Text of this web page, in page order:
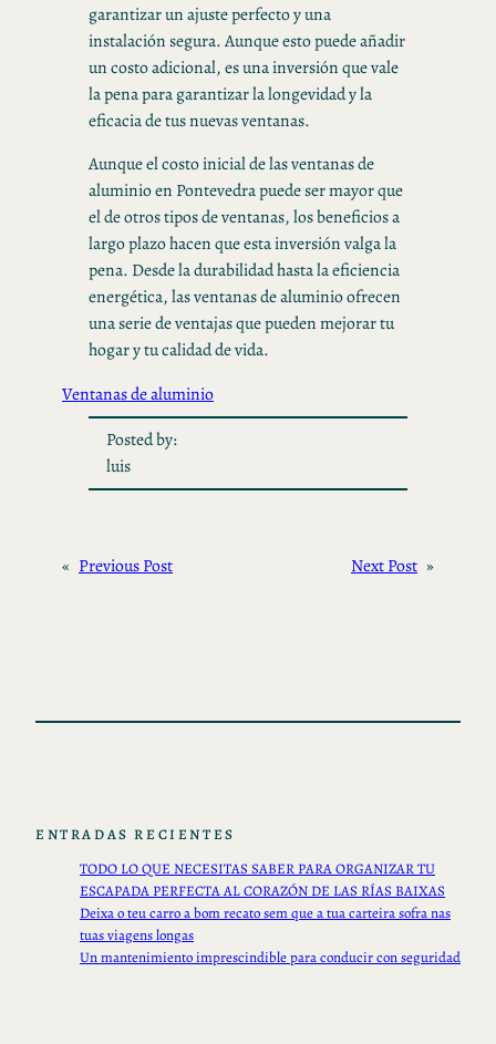
garantizar un ajuste perfecto y una
instalación segura. Aunque esto puede añadir
un costo adicional, es una inversión que vale
la pena para garantizar la longevidad y la
eficacia de tus nuevas ventanas.
Aunque el costo inicial de las ventanas de
aluminio en Pontevedra puede ser mayor que
el de otros tipos de ventanas, los beneficios a
largo plazo hacen que esta inversión valga la
pena. Desde la durabilidad hasta la eficiencia
energética, las ventanas de aluminio ofrecen
una serie de ventajas que pueden mejorar tu
hogar y tu calidad de vida.
Ventanas de aluminio
Posted by:
luis
« Previous Post Next Post »
ENTRADAS RECIENTES
TODO LO QUE NECESITAS SABER PARA ORGANIZAR TU
ESCAPADA PERFECTA AL CORAZÓN DE LAS RÍAS BAIXAS
Deixa o teu carro a bom recato sem que a tua carteira sofra nas
tuas viagens longas
Un mantenimiento imprescindible para conducir con seguridad